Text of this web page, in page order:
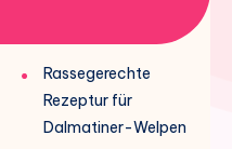
Rassegerechte
Rezeptur für
Dalmatiner-Welpen